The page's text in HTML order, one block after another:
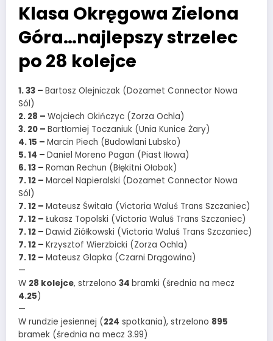
Klasa Okręgowa Zielona
Góra…najlepszy strzelec
po 28 kolejce
1. 33 – Bartosz Olejniczak (Dozamet Connector Nowa
Sól)
2. 28 – Wojciech Okińczyc (Zorza Ochla)
3. 20 – Bartłomiej Toczaniuk (Unia Kunice Żary)
4. 15 – Marcin Piech (Budowlani Lubsko)
5. 14 – Daniel Moreno Pagan (Piast Iłowa)
6. 13 – Roman Rechun (Błękitni Ołobok)
7. 12 – Marcel Napieralski (Dozamet Connector Nowa
Sól)
7. 12 – Mateusz Świtała (Victoria Waluś Trans Szczaniec)
7. 12 – Łukasz Topolski (Victoria Waluś Trans Szczaniec)
7. 12 – Dawid Ziółkowski (Victoria Waluś Trans Szczaniec)
7. 12 – Krzysztof Wierzbicki (Zorza Ochla)
7. 12 – Mateusz Glapka (Czarni Drągowina)
—
W 28 kolejce, strzelono 34 bramki (średnia na mecz
4.25)
—
W rundzie jesiennej (224 spotkania), strzelono 895
bramek (średnia na mecz 3.99)